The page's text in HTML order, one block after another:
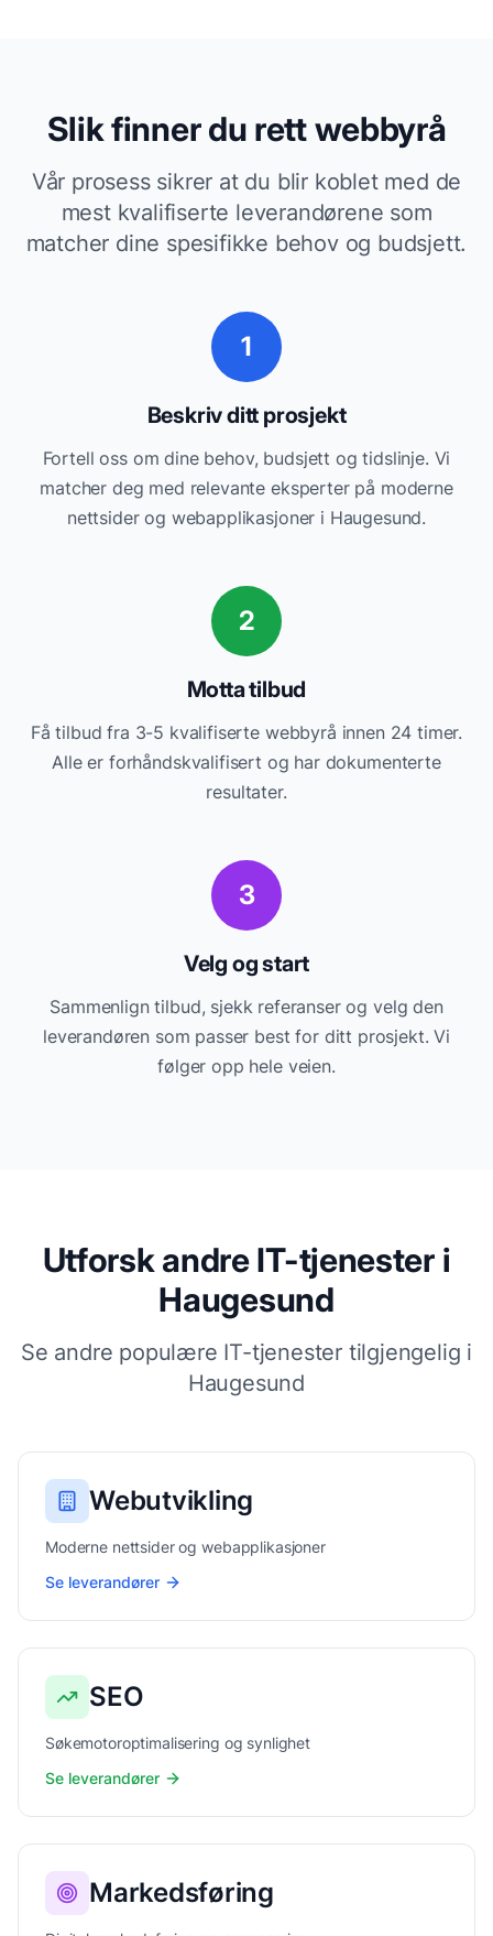
Slik finner du rettwebbyrå
Vår prosess sikrer at du blir koblet med de
mest kvalifiserte leverandørene som
matcher dine spesifikke behov og budsjett.
1
Beskriv ditt prosjekt
Fortell oss om dine behov, budsjett og tidslinje. Vi
matcher deg med relevanteeksperter på moderne
nettsider og webapplikasjoner i Haugesund.
2
Motta tilbud
Få tilbud fra 3-5 kvalifiserte webbyrå innen 24 timer.
Alle er forhåndskvalifisert og har dokumenterte
resultater.
3
Velg og start
Sammenlign tilbud, sjekk referanser og velg den
leverandøren som passer best for ditt prosjekt. Vi
følger opp hele veien.
Utforsk andre IT-tjenester i
Haugesund
Se andre populære IT-tjenester tilgjengelig i
Haugesund
Webutvikling
Moderne nettsider og webapplikasjoner
Se leverandører
SEO
Søkemotoroptimalisering og synlighet
Se leverandører
Markedsføring